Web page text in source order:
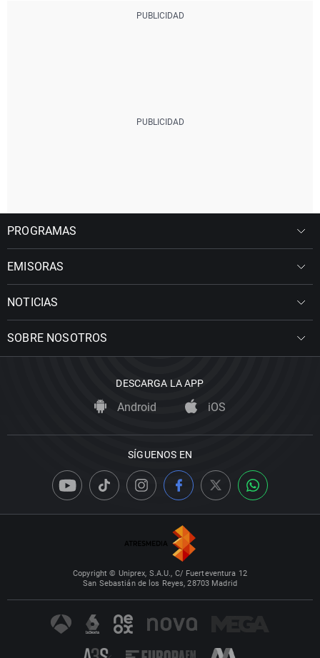
PROGRAMAS
EMISORAS
NOTICIAS
SOBRE NOSOTROS
DESCARGA LA APP
Android iOS
SÍGUENOS EN
Copyright © Uniprex, S.A.U., C/ Fuerteventura 12
San Sebastián de los Reyes, 28703 Madrid